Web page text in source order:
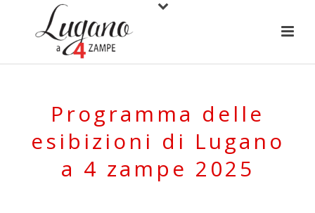
Programma delle
esibizioni di Lugano
a 4 zampe 2025